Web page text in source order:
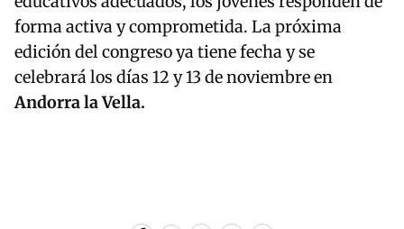
forma activa y comprometida. La próxima
edición del congreso ya tiene fecha y se
celebrará los días 12 y 13 de noviembre en
Andorra la Vella.